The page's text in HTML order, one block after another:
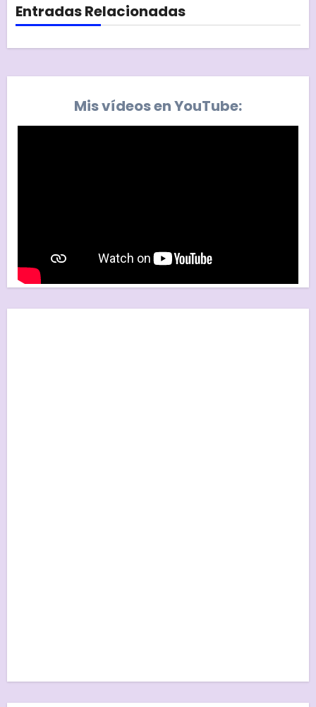
Entradas Relacionadas
Mis vídeos en YouTube: